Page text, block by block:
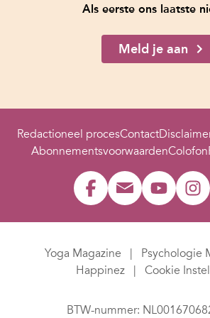
Als eerste ons laatste
Meld je aan
Redactioneel procesContact
AbonnementsvoorwaardenColofon
Yoga Magazine
Psychologie
Happinez
Cookie
BTW-nummer: